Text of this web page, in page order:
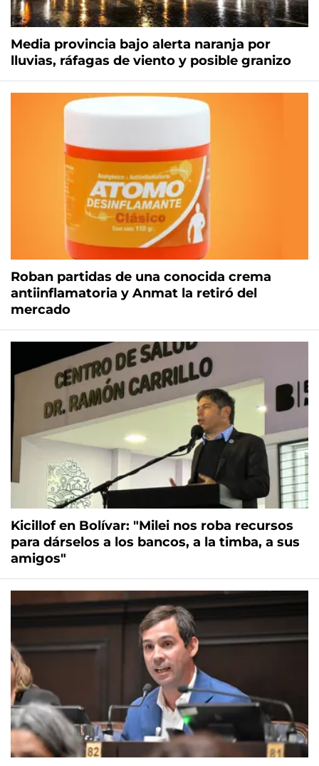
Media provincia bajo alerta naranja por
lluvias, ráfagas de viento y posible granizo
Roban partidas de una conocida crema
antiinflamatoria y Anmat la retiró del
mercado
Kicillof en Bolívar: "Milei nos roba recursos
para dárselos a los bancos, a la timba, a sus
amigos"